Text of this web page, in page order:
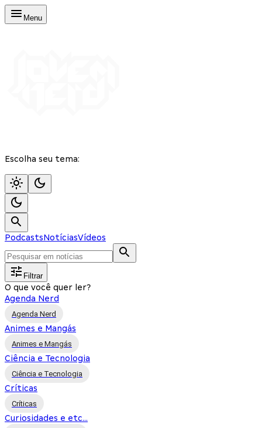
Menu
Escolha seu tema:
PodcastsNotíciasVídeos
Filtrar
O que você quer ler?
Agenda Nerd
Agenda Nerd
Animes e Mangás
Animes e Mangás
Ciência e Tecnologia
Ciência e Tecnologia
Críticas
Críticas
Curiosidades e etc...